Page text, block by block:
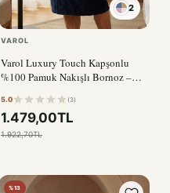
2
VAROL
Varol Luxury Touch Kapşonlu
%100 Pamuk Nakışlı Bornoz –
5.0 (3)
1.479,00TL
1.922,70TL
%13